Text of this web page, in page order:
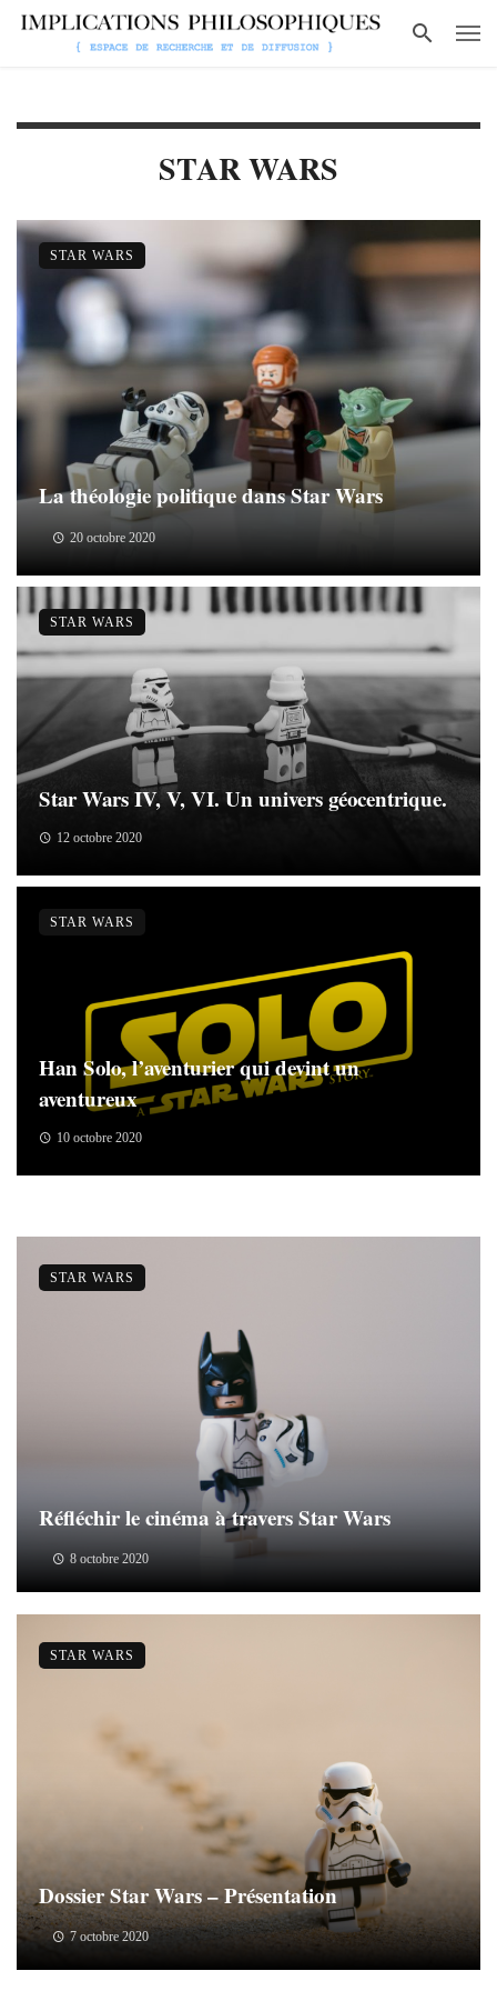
STAR WARS
La théologie politique dans Star Wars
20 octobre 2020
STAR WARS
Star Wars IV, V, VI. Un univers géocentrique.
12 octobre 2020
STAR WARS
Han Solo, l’aventurier qui devint un
aventureux
10 octobre 2020
STAR WARS
Réfléchir le cinéma à travers Star Wars
8 octobre 2020
STAR WARS
Dossier Star Wars – Présentation
7 octobre 2020
STAR WARS